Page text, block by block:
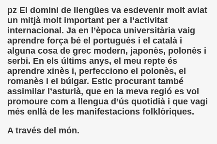
pz El domini de llengües va esdevenir molt aviat
un mitjà molt important per a l’activitat
internacional. Ja en l’època universitària vaig
aprendre força bé el portugués i el català i
alguna cosa de grec modern, japonès, polonès i
serbi. En els últims anys, el meu repte és
aprendre xinès i, perfecciono el polonès, el
romanès i el búlgar. Estic procurant també
assimilar l’asturià, que en la meva regió es vol
promoure com a llengua d’ús quotidià i que vagi
més enllà de les manifestacions folklòriques.
A través del món.
la Participación de las Personas Deficientes Visuales
Oliva)
la Luz (Brígida Rivas Ordóñez)
Sancho)
Jesús Sánchez Oliva)